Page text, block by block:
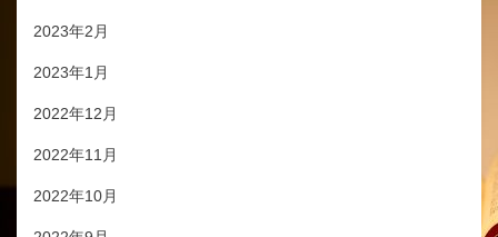
2023年2月
2023年1月
2022年12月
2022年11月
2022年10月